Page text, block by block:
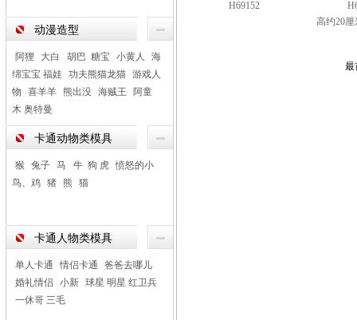
动漫造型
阿狸 大白 胡巴 糖宝 小黄人
海
绵宝宝 福娃 功夫熊猫龙猫 游戏人
物
喜羊羊 熊出没 海贼王
阿童
木 奥特曼
卡通动物类模具
猴 兔子 马 牛 狗 虎 愤怒的小
鸟、鸡 猪 熊 猫
卡通人物类模具
单人卡通 情侣卡通
爸爸去哪儿
婚礼情侣
小新 球星 明星 红卫兵
一休哥 三毛
H69152
高约20
最